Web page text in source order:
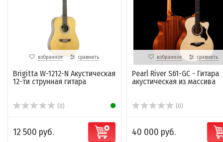
избранное сравнить
Brigitta W-1212-N Акустическая
12-ти струнная гитара
(0)
12 500 руб.
избранное сравнить
Pearl River S61-GC - Гитара
акустическая из массива
(0)
40 000 руб.